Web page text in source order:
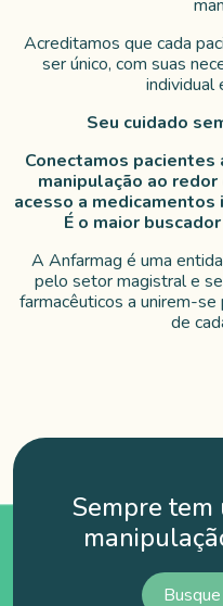
Acreditamos que cada
ser único, com suas
individual
Seu cuidado
Conectamos pacientes
manipulação ao redor
acesso a
É o maior
A Anfarmag é uma
pelo setor magistral e se
farmacêuticos a unirem-
de
Sempre tem